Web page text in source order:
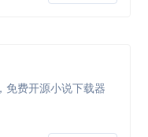
免费开源小说下载器